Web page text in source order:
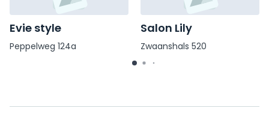
Evie style
Peppelweg 124a
Salon Lily
Zwaanshals 520